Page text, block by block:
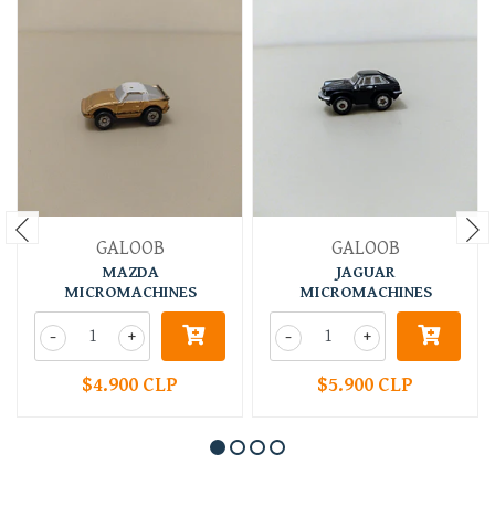
GALOOB
MAZDA
MICROMACHINES
+
-
$4.900 CLP
GALOOB
JAGUAR
MICROMACHINES
+
-
$5.900 CLP